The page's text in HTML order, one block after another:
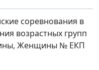
соревнования в
возрастных групп
Женщины № ЕКП